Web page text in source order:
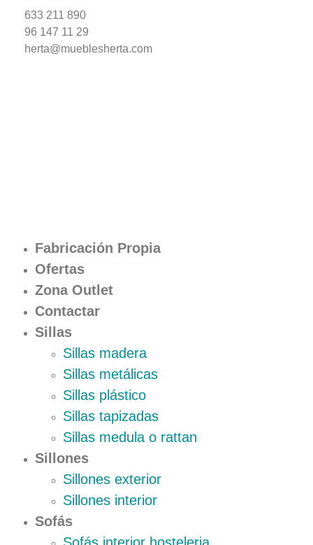
633 211 890
96 147 11 29
herta@mueblesherta.com
Fabricación Propia
Ofertas
Zona Outlet
Contactar
Sillas
Sillas madera
Sillas metálicas
Sillas plástico
Sillas tapizadas
Sillas medula o rattan
Sillones
Sillones exterior
Sillones interior
Sofás